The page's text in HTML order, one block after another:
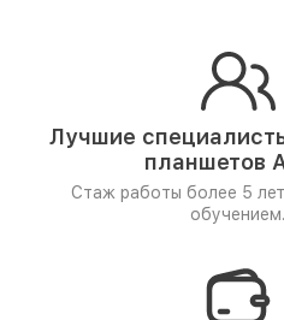
Лучшие
планшетов
Стаж работы более 5 лет
обучением.